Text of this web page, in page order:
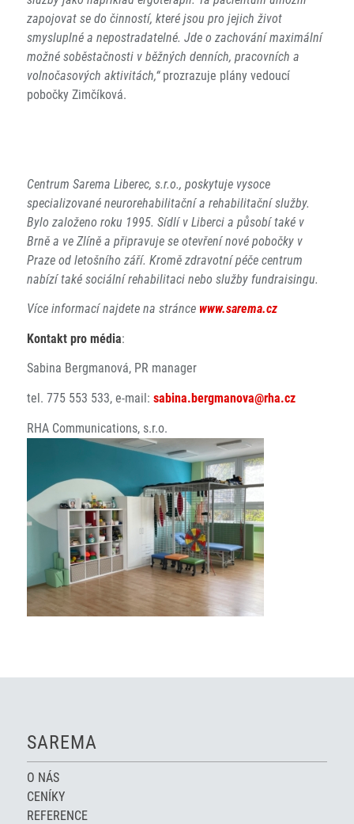
zapojovat se do činností, které jsou pro jejich život
smysluplné a nepostradatelné. Jde o zachování maximální
možné soběstačnosti v běžných denních, pracovních a
volnočasových aktivitách,“prozrazuje plány vedoucí
pobočky Zimčíková.
Centrum Sarema Liberec, s.r.o., poskytuje vysoce
specializované neurorehabilitační a rehabilitační služby.
Bylo založeno roku 1995. Sídlí v Liberci a působí také v
Brně a ve Zlíně a připravuje se otevření nové pobočky v
Praze od letošního září. Kromě zdravotní péče centrum
nabízí také sociální rehabilitaci nebo služby fundraisingu.
Více informací najdete na stránce www.sarema.cz
Kontakt pro média:
Sabina Bergmanová, PR manager
tel. 775 553 533, e-mail: sabina.bergmanova@rha.cz
RHA Communications, s.r.o.
SAREMA
O NÁS
CENÍKY
REFERENCE